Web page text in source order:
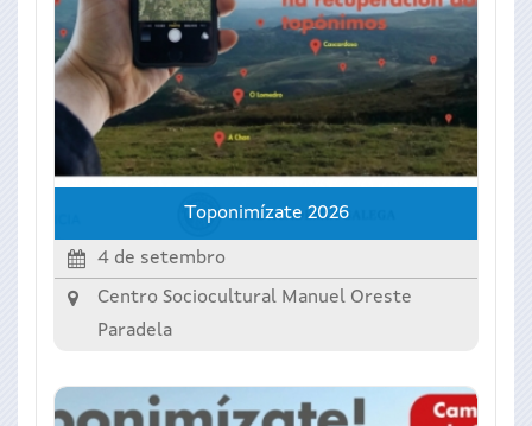
Toponimízate 2026
4 de setembro
Centro Sociocultural Manuel Oreste
Paradela